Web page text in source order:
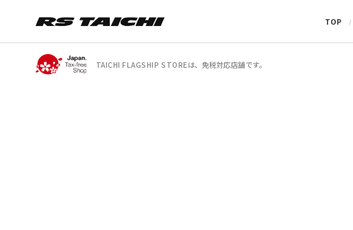
TOP
TAICHI FLAGSHIP STOREは、免税対応店舗です。